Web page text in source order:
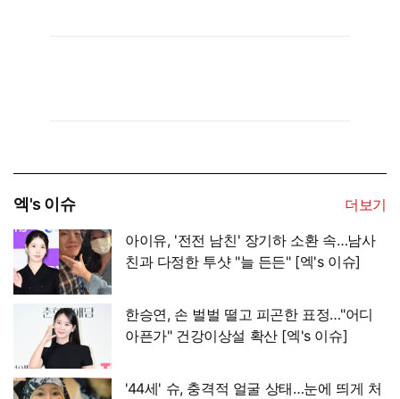
엑's 이슈
더보기
아이유, '전전 남친' 장기하 소환 속…남사
친과 다정한 투샷 "늘 든든" [엑's 이슈]
한승연, 손 벌벌 떨고 피곤한 표정…"어디
아픈가" 건강이상설 확산 [엑's 이슈]
'44세' 슈, 충격적 얼굴 상태…눈에 띄게 처